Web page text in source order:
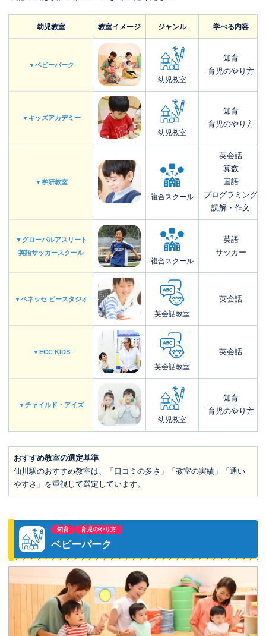
幼児教室 教室イメージ ジャンル 学べる内容
▼ベビーパーク
幼児教室
知育
育児のやり方
▼キッズアカデミー
幼児教室
知育
育児のやり方
▼学研教室
複合スクール
英会話
算数
国語
プログラミング
読解・作文
▼グローバルアスリート
英語サッカースクール
複合スクール
英語
サッカー
▼ベネッセ ビースタジオ
英会話教室
英会話
▼ECC KIDS
英会話教室
英会話
▼チャイルド・アイズ
幼児教室
知育
育児のやり方
おすすめ教室の選定基準
仙川駅のおすすめ教室は、「口コミの多さ」「教室の実績」「通い
やすさ」を重視して選定しています。
知育 育児のやり方
ベビーパーク